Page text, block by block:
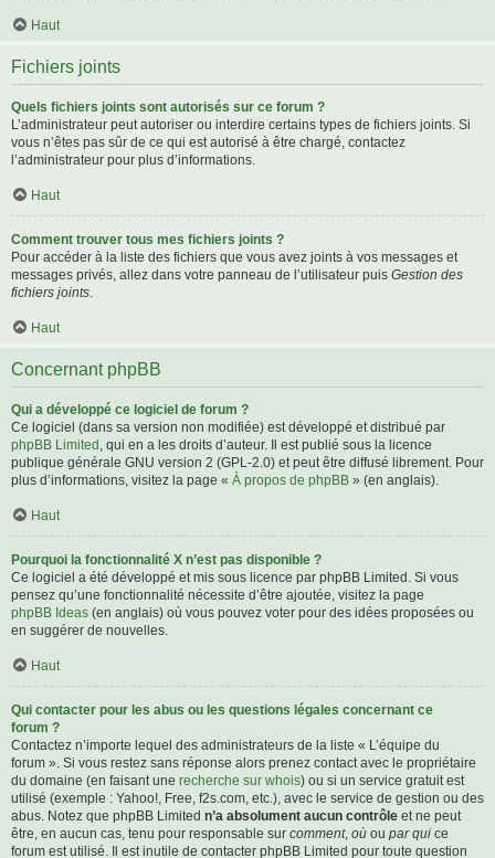
Haut
Fichiers joints
Quels fichiers joints sont autorisés sur ce forum ?
L’administrateur peut autoriser ou interdire certains types de fichiers joints. Si
vous n’êtes pas sûr de ce qui est autorisé à être chargé, contactez
l’administrateur pour plus d’informations.
Haut
Comment trouver tous mes fichiers joints ?
Pour accéder à la liste des fichiers que vous avez joints à vos messages et
messages privés, allez dans votre panneau de l’utilisateur puis Gestion des
fichiers joints.
Haut
Concernant phpBB
Qui a développé ce logiciel de forum ?
Ce logiciel (dans sa version non modifiée) est développé et distribué par
phpBB Limited , qui en a les droits d’auteur. Il est publié sous la licence
publique générale GNU version 2 (GPL-2.0) et peut être diffusé librement. Pour
plus d’informations, visitez la page « À propos de phpBB » (en anglais).
Haut
Pourquoi la fonctionnalité X n’est pas disponible ?
Ce logiciel a été développé et mis sous licence par phpBB Limited. Si vous
pensez qu’une fonctionnalité nécessite d’être ajoutée, visitez la page
phpBB Ideas (en anglais) où vous pouvez voter pour des idées proposées ou
en suggérer de nouvelles.
Haut
Qui contacter pour les abus ou les questions légales concernant ce
forum ?
Contactez n’importe lequel des administrateurs de la liste « L’équipe du
forum ». Si vous restez sans réponse alors prenez contact avec le propriétaire
du domaine (en faisant une recherche sur whois) ou si un service gratuit est
utilisé (exemple : Yahoo!, Free, f2s.com, etc.), avec le service de gestion ou des
abus. Notez que phpBB Limited n’a absolument aucun contrôle et ne peut
être, en aucun cas, tenu pour responsable sur comment, où ou par qui ce
forum est utilisé. Il est inutile de contacter phpBB Limited pour toute question